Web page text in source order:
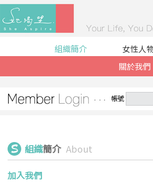
組織簡介
關於我們
女性人
帳號
組織簡介 About
加入我們